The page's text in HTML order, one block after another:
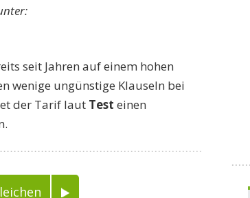
seit Jahren auf einem hohen
wenige ungünstige Klauseln bei
der Tarif laut Test einen